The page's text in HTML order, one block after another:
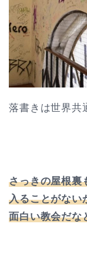
落書きは世界共
さっきの屋根裏
入ることがない
面白い教会だな